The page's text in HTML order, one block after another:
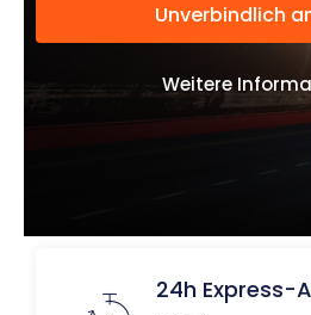
Unverbindlich
Weitere
24h Express-